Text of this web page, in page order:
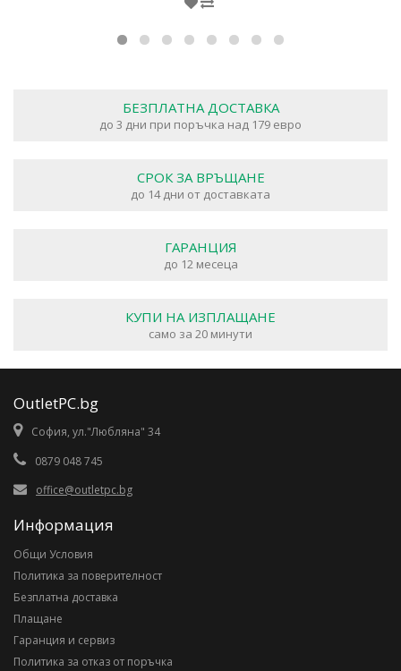
БЕЗПЛАТНА ДОСТАВКА
до 3 дни при поръчка над 179 евро
СРОК ЗА ВРЪЩАНЕ
до 14 дни от доставката
ГАРАНЦИЯ
до 12 месеца
КУПИ НА ИЗПЛАЩАНЕ
само за 20 минути
OutletPC.bg
София, ул."Любляна" 34
0879 048 745
office@outletpc.bg
Информация
Общи Условия
Политика за поверителност
Безплатна доставка
Плащане
Гаранция и сервиз
Политика за отказ от поръчка